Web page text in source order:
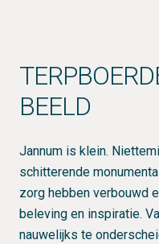
BEELD
Jannum is klein.
schitterende
zorg hebben verbouwd
beleving en inspiratie.
nauwelijks te